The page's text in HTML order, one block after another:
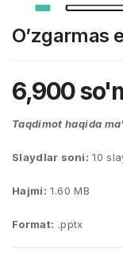
O’zgarmas
6,900
Taqdimot haqida
Slaydlar soni: 10
Hajmi: 1.60 MB
Format: .pptx